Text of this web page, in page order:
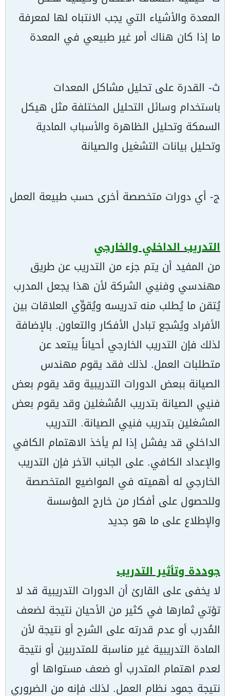
المعدة والأشياء التي يجب الانتباه لها لمعرفة
ما إذا كان هناك أمر غير طبيعي في المعدة
ث- القدرة على تحليل مشاكل المعدات
باستخدام وسائل التحليل المختلفة مثل هيكل
السمكة وتحليل الظاهرة والأسباب المادية
وتحليل بيانات التشغيل والصيانة
ج- أي دورات متخصصة أخرى حسب طبيعة العمل
التدريب الداخلي والخارجي
من المفيد أن يتم جزء من التدريب عن طريق
مهندسي وفنيي الشركة لأن هذا يجعل المدرب
يُتقن ما يُطلب منه تدريسه ويُقوِّي العلاقات بين
الأفراد ويُشجع تبادل الأفكار والتعاون. بالإضافة
لذلك فإن التدريب الخارجي أحياناً يبتعد عن
متطلبات العمل. لذلك فقد يقوم مهندس
الصيانة ببعض الدورات التدريبية وقد يقوم بعض
فنيي الصيانة بتدريب المُشغلين وقد يقوم بعض
المشغلين بتدريب فنيي الصيانة. التدريب
الداخلي قد يفشل إذا لم يأخذ الاهتمام الكافي
والإعداد الكافي. على الجانب الآخر فإن التدريب
الخارجي له أهميته في المواضيع المتخصصة
وللحصول على أفكار من خارج المؤسسة
والإطلاع على ما هو جديد
جوددة وتأثير التدريب
لا يخفى على القارئ أن الدورات التدريبية قد لا
تؤتي ثمارها في كثير من الأحيان نتيجة لضعف
المُدرب أو عدم قدرته على الشرح أو نتيجة لأن
المادة التدريبية غير مناسبة للمتدربين أو نتيجة
لعدم اهتمام المتدرب أو ضعف مستواها أو
نتيجة جمود نظام العمل. لذلك فإنه من الضروري